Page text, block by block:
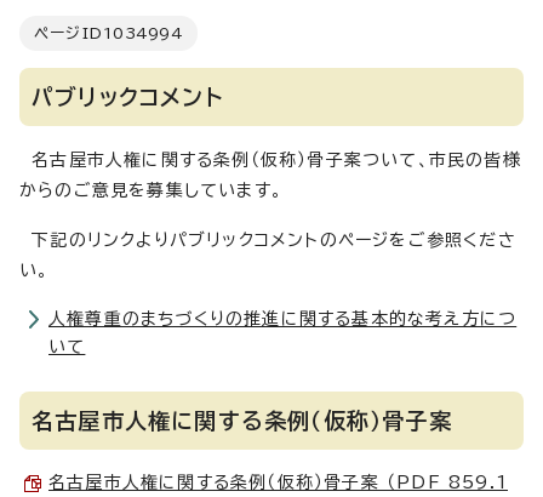
ページID 1034994
パブリックコメント
名古屋市人権に関する条例（仮称）骨子案ついて、市民の皆様
からのご意見を募集しています。
下記のリンクよりパブリックコメントのページをご参照くださ
い。
人権尊重のまちづくりの推進に関する基本的な考え方につ
いて
名古屋市人権に関する条例（仮称）骨子案
名古屋市人権に関する条例（仮称）骨子案 （PDF 859.1